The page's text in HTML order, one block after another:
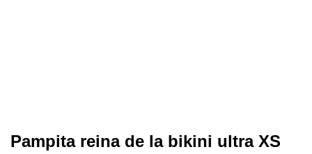
Pampita reina de la bikini ultra XS